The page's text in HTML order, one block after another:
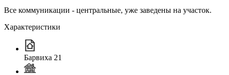
Все коммуникации - центральные, уже заведены на участок.
Характеристики
Барвиха 21